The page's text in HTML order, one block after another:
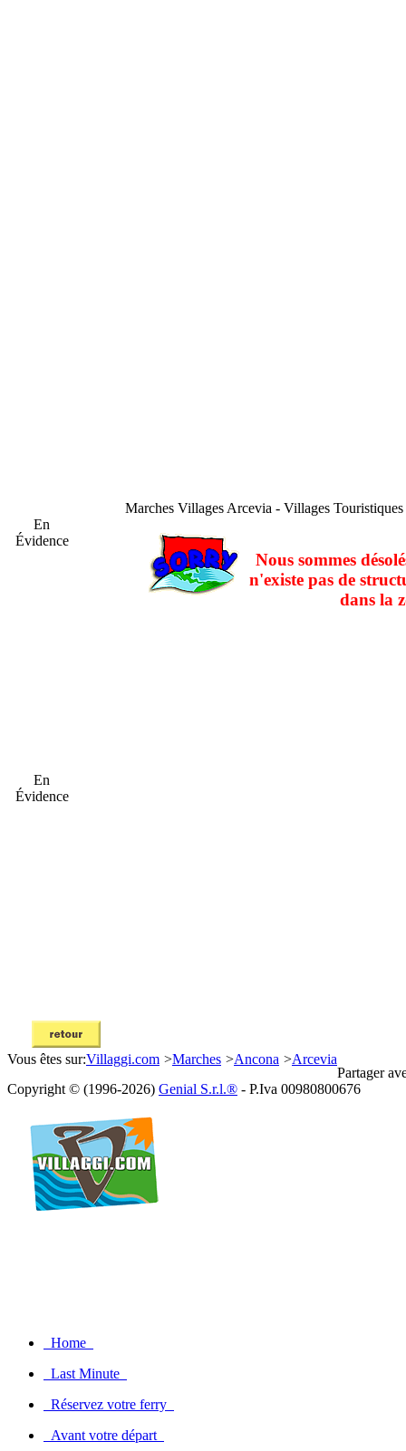
En
Évidence
En
Évidence
Marches Villages Arcevia - Villages
Nous sommes
n'existe pas de
dans la
Vous êtes sur:Villaggi.com >Marches >Ancona >Arcevia
Partager
Copyright © (1996-2026) Genial S.r.l.® - P.Iva 00980800676
Home
Last Minute
Réservez votre ferry
Avant votre départ